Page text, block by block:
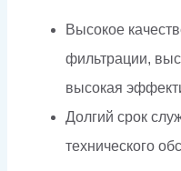
Высокое
фильтрации,
высокая
Долгий срок
технического